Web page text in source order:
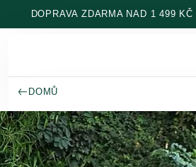
Přeskočit na hlavní obsah
DOPRAVA ZDARMA NAD 1 499
DOMŮ